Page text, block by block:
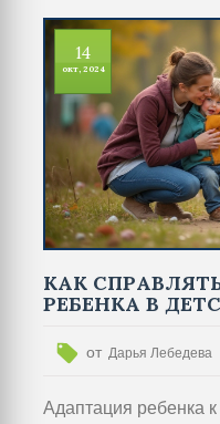
ожидаемые
столкнуться на этом
правильный момент,
стал легким и
14
окт, 2024
КАК
РЕБЕНКА В
от Дарья Лебедева
Адаптация ребенка